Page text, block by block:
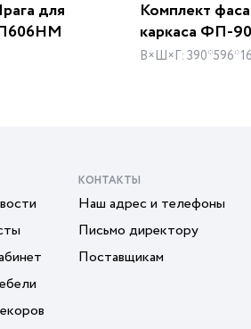
для
Комплект
каркаса ФП-
В×Ш×Г: 390*596*16
КОНТАКТЫ
Наш адрес и телефоны
Письмо директору
Поставщикам